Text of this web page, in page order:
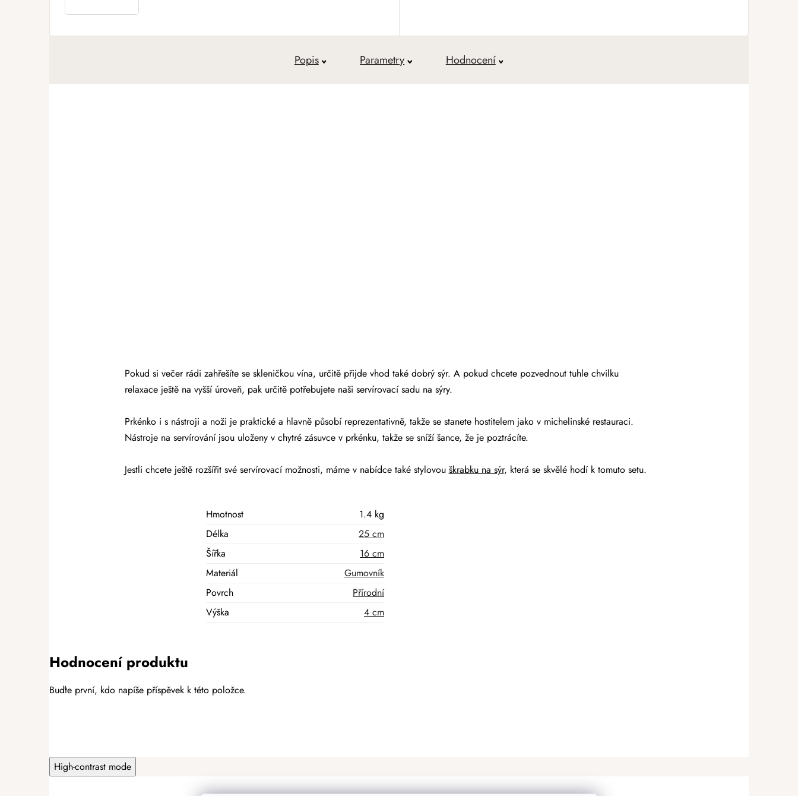
Popis Parametry Hodnocení
Pokud si večer rádi zahřešíte se skleničkou vína, určitě přijde vhod také dobrý sýr. A pokud chcete pozvednout tuhle chvilku
relaxace ještě na vyšší úroveň, pak určitě potřebujete naši servírovací sadu na sýry.
Prkénko i s nástroji a noži je praktické a hlavně působí reprezentativně, takže se stanete hostitelem jako v michelinské restauraci.
Nástroje na servírování jsou uloženy v chytré zásuvce v prkénku, takže se sníží šance, že je poztrácíte.
Jestli chcete ještě rozšířit své servírovací možnosti, máme v nabídce také stylovou škrabku na sýr, která se skvělé hodí k tomuto setu.
Hmotnost
1.4 kg
Délka
25 cm
Šířka
16 cm
Materiál
Gumovník
Povrch
Přírodní
Výška
4 cm
Hodnocení produktu
Buďte první, kdo napíše příspěvek k této položce.
High-contrast mode